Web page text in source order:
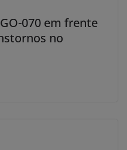
070 em frente
no